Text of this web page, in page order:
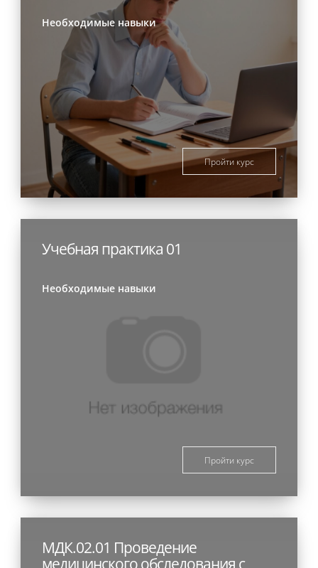
Необходимые навыки
Пройти курс
Учебная практика 01
Необходимые навыки
Пройти курс
МДК.02.01 Проведение
медицинского обследования с